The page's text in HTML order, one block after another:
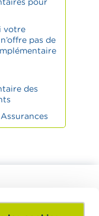
votre
pas de
des